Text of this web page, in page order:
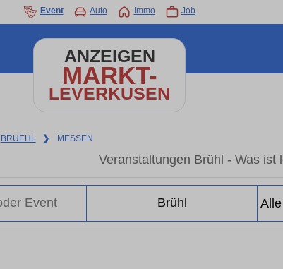
Event Auto Immo Job
ANZEIGEN
MARKT-
LEVERKUSEN
BRUEHL ❯ MESSEN
Veranstaltungen Brühl - Was ist